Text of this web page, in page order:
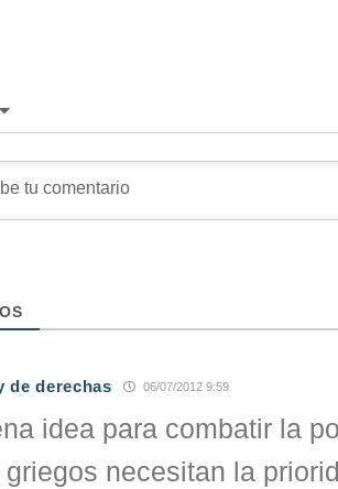
de derechas 06/07/2012 9:59
idea para combatir la
griegos necesitan la